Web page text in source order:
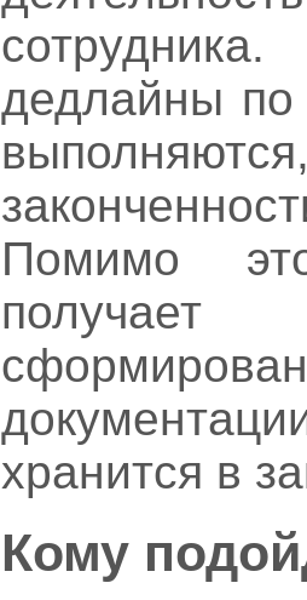
дедлайны по
Помимо
хранится в
Кому